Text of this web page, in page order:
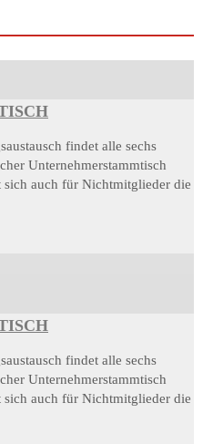
findet alle sechs
Unternehmerstammtisch
sich auch für Nichtmitglieder die
findet alle sechs
Unternehmerstammtisch
sich auch für Nichtmitglieder die